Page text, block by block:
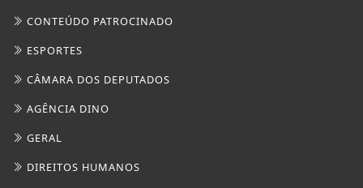
CONTEÚDO PATROCINADO
ESPORTES
CÂMARA DOS DEPUTADOS
AGÊNCIA DINO
GERAL
DIREITOS HUMANOS